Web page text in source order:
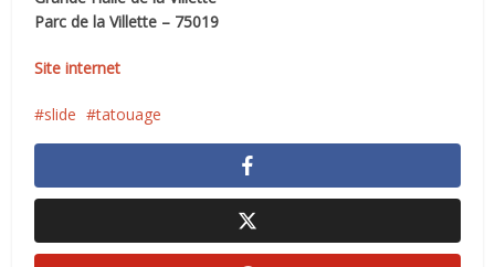
Parc de la Villette – 75019
Site internet
slide tatouage